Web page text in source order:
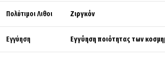
Πολύτιμοι Λιθοι Ζιργκόν
Εγγύηση Εγγύηση ποιότητας των